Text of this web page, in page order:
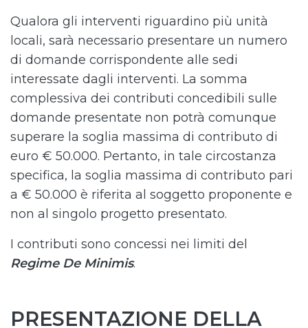
Qualora gli interventi riguardino più unità
locali, sarà necessario presentare un numero
di domande corrispondente alle sedi
interessate dagli interventi. La somma
complessiva dei contributi concedibili sulle
domande presentate non potrà comunque
superare la soglia massima di contributo di
euro € 50.000. Pertanto, in tale circostanza
specifica, la soglia massima di contributo pari
a € 50.000 è riferita al soggetto proponente e
non al singolo progetto presentato.
I contributi sono concessi nei limiti del
Regime De Minimis.
PRESENTAZIONE DELLA